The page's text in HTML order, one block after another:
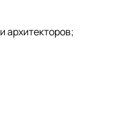
и архитекторов;